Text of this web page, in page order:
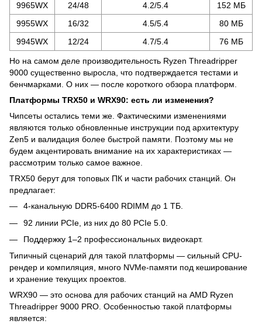
9965WX
24/48 4.2/5.4
152 МБ
9955WX
16/32 4.5/5.4
80 МБ
9945WX
12/24 4.7/5.4 76 МБ
Но на самом деле производительность Ryzen Threadripper
9000 существенно выросла, что подтверждается тестами и
бенчмарками. О них — после короткого обзора платформ.
Платформы TRX50 и WRX90: есть ли изменения?
Чипсеты остались теми же. Фактическими изменениями
являются только обновленные инструкции под архитектуру
Zen5 и валидация более быстрой памяти. Поэтому мы не
будем акцентировать внимание на их характеристиках —
рассмотрим только самое важное.
TRX50 берут для топовых ПК и части рабочих станций. Он
предлагает:
4-канальную DDR5-6400 RDIMM до 1 ТБ.
92 линии PCIe, из них до 80 PCIe 5.0.
Поддержку 1–2 профессиональных видеокарт.
Типичный сценарий для такой платформы — сильный CPU-
рендер и компиляция, много NVMe-памяти под кеширование
и хранение текущих проектов.
WRX90 — это основа для рабочих станций на AMD Ryzen
Threadripper 9000 PRO. Особенностью такой платформы
является: